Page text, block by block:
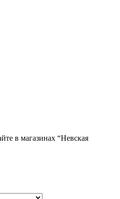
в магазинах “Невская